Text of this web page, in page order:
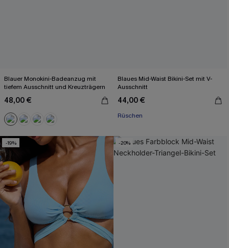
Blauer Monokini-Badeanzug mit
tiefem Ausschnitt und Kreuzträgern
48,00 €
Blaues Mid-Waist Bikini-Set mit V-
Ausschnitt
44,00 €
Rüschen
-19% -20%